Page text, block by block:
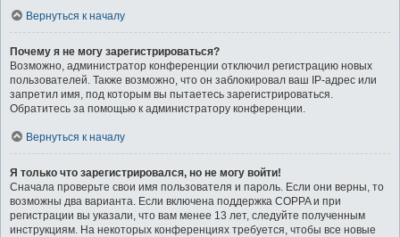
Вернуться к началу
Почему я не могу зарегистрироваться?
Возможно, администратор конференции отключил регистрацию новых
пользователей. Также возможно, что он заблокировал ваш IP-адрес или
запретил имя, под которым вы пытаетесь зарегистрироваться.
Обратитесь за помощью к администратору конференции.
Вернуться к началу
Я только что зарегистрировался, но не могу войти!
Сначала проверьте свои имя пользователя и пароль. Если они верны, то
возможны два варианта. Если включена поддержка COPPA и при
регистрации вы указали, что вам менее 13 лет, следуйте полученным
инструкциям. На некоторых конференциях требуется, чтобы все новые